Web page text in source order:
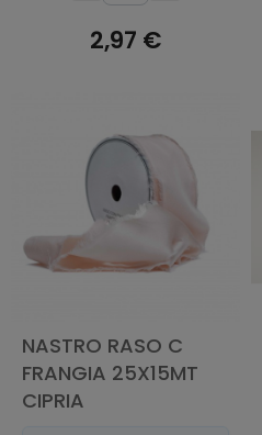
2,97 €
NASTRO RASO C
FRANGIA 25X15MT
CIPRIA